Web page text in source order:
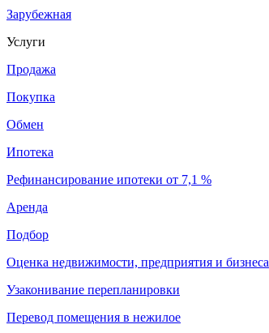
Зарубежная
Услуги
Продажа
Покупка
Обмен
Ипотека
Рефинансирование ипотеки от 7,1 %
Аренда
Подбор
Оценка недвижимости, предприятия и бизнеса
Узаконивание перепланировки
Перевод помещения в нежилое